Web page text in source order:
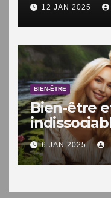
12 JAN 2025
BIEN-ÊTRE
Bien-être
6 JAN 2025